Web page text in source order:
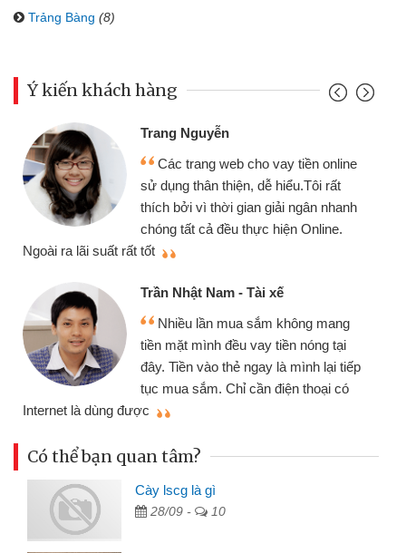
Trảng Bàng (8)
Ý kiến khách hàng
Trang Nguyễn
Các trang web cho vay tiền online
sử dụng thân thiện, dễ hiểu.Tôi rất
thích bởi vì thời gian giải ngân nhanh
chóng tất cả đều thực hiện Online.
Ngoài ra lãi suất rất tốt
Trần Nhật Nam - Tài xế
Nhiều lần mua sắm không mang
tiền mặt mình đều vay tiền nóng tại
đây. Tiền vào thẻ ngay là mình lại tiếp
tục mua sắm. Chỉ cần điện thoại có
Internet là dùng được
Có thể bạn quan tâm?
Cày lscg là gì
28/09 - 10